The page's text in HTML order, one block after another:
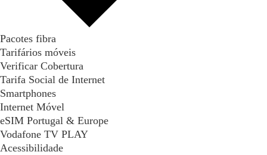
Pacotes fibra
Tarifários móveis
Verificar Cobertura
Tarifa Social de Internet
Smartphones
Internet Móvel
eSIM Portugal & Europe
Vodafone TV PLAY
Acessibilidade